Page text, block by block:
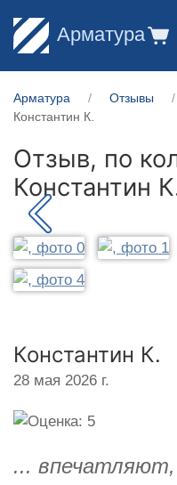
Арматура
Арматура Отзывы
Константин К.
Отзыв, по
Константин
Константин К.
28 мая 2026 г.
... впечатляют,